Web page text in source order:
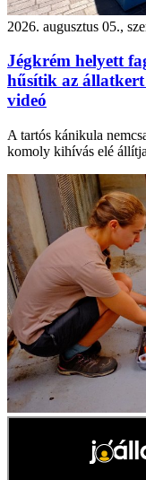
2026. augusztus 05.,
Jégkrém helyett
hűsítik az
videó
A tartós kánikula
komoly kihívás elé